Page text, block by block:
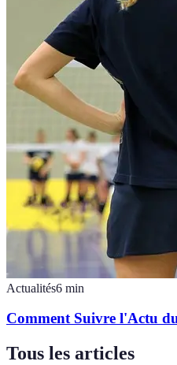
Actualités6 min
Comment Suivre l'Actu
Tous les articles